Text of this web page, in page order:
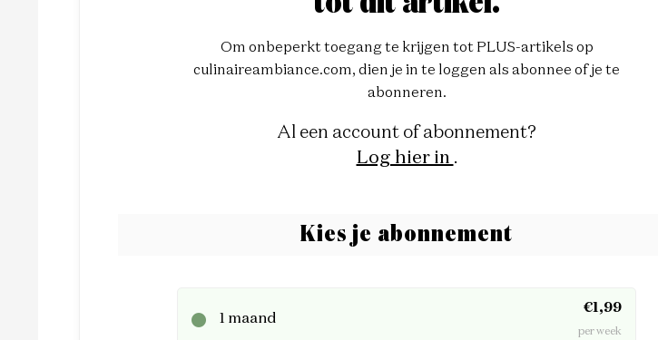
Om onbeperkt toegang te krijgen tot PLUS-artikels op
culinaireambiance.com, dien je in te loggen als abonnee of je te
abonneren.
Al een account of abonnement?
Log hier in .
Kies je abonnement
1 maand
€1,99
per week